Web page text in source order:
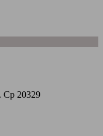
Cp 20329